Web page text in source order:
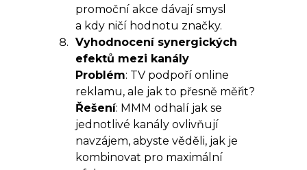
promoční akce dávají smysl
a kdy ničí hodnotu značky.
Vyhodnocení synergických
efektů mezi kanály
Problém: TV podpoří online
reklamu, ale jak to přesně měřit?
Řešení: MMM odhalí jak se
jednotlivé kanály ovlivňují
navzájem, abyste věděli, jak je
kombinovat pro maximální